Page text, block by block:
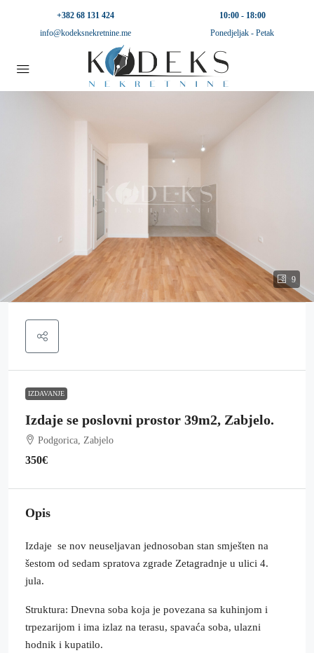
+382 68 131 424
info@kodeksnekretnine.me
10:00 - 18:00
Ponedjeljak - Petak
9
IZDAVANJE
Izdaje se poslovni prostor 39m2, Zabjelo.
Podgorica, Zabjelo
350€
Opis
Izdaje se nov neuseljavan jednosoban stan smješten na
šestom od sedam spratova zgrade Zetagradnje u ulici 4.
jula.
Struktura: Dnevna soba koja je povezana sa kuhinjom i
trpezarijom i ima izlaz na terasu, spavaća soba, ulazni
hodnik i kupatilo.